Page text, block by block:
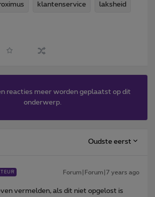
klantenservice laksheid
reacties meer worden geplaatst op dit
onderwerp.
Oudste eerst
Forum|Forum|7 years ago
vermelden, als dit niet opgelost is